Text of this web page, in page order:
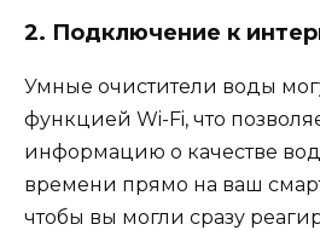
2. Подключение к
Умные очистители воды
функцией Wi-Fi, что
информацию о качестве
времени прямо на ваш
чтобы вы могли сразу